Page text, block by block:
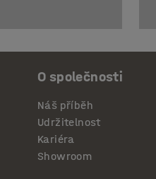
O společnosti
Náš příběh
Udržitelnost
Kariéra
Showroom